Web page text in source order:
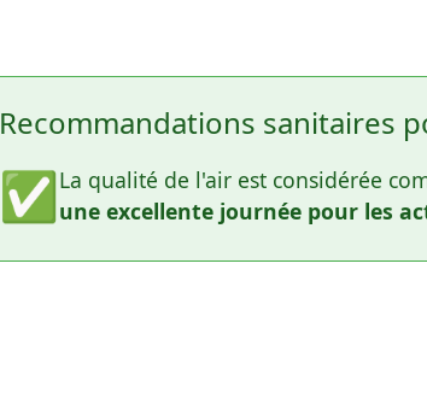
Recommandations sanitaires
✅La qualité de l'air est considérée
une excellente journée pour les